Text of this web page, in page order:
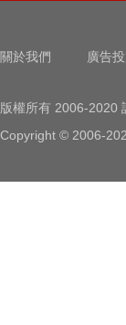
關於我們 廣告
版權所有 2006-2020
Copyright © 2006-